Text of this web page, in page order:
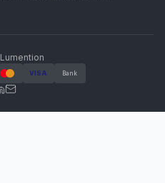
Lumention
VISA Bank